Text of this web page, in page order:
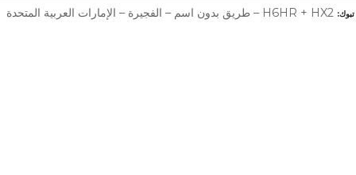
تبوك H6HR + HX2 – طريق بدون اسم – الفجيرة – الإمارات العربية المتحدة